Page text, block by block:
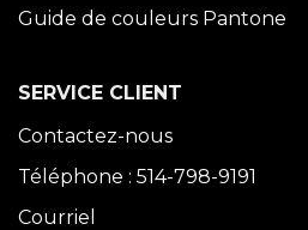
Guide de couleurs Pantone
SERVICE CLIENT
Contactez-nous
Téléphone : 514-798-9191
Courriel